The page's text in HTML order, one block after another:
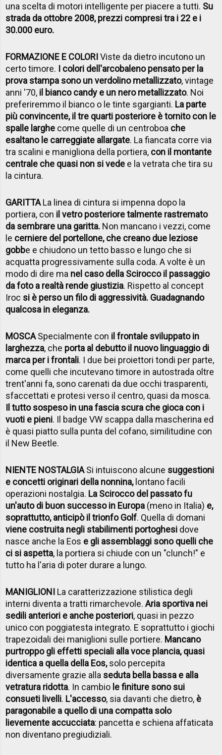
una scelta di motori intelligente per piacere a tutti. Su
strada da ottobre 2008, prezzi compresi tra i 22 e i
30.000 euro.
FORMAZIONE E COLORIViste da dietro incutono un
certo timore. I colori dell'arcobaleno pensato per la
prova stampa sono un verdolino metallizzato, vintage
anni '70, il bianco candy e un nero metallizzato. Noi
preferiremmo il bianco o le tinte sgargianti. La parte
più convincente, il tre quarti posteriore è tornito con le
spalle larghe come quelle di un centroboa che
esaltano le carreggiate allargate. La fiancata corre via
tra scalini e manigliona della portiera, con il montante
centrale che quasi non si vede e la vetrata che tira su
la cintura.
GARITTALa linea di cintura si impenna dopo la
portiera, con il vetro posteriore talmente rastremato
da sembrare una garitta. Non mancano i vezzi, come
le cerniere del portellone, che creano due leziose
gobbe e chiudono un tetto basso e lungo che si
acquatta progressivamente sulla coda. A volte è un
modo di dire ma nel caso della Scirocco il passaggio
da foto a realtà rende giustizia. Rispetto al concept
Iroc si è perso un filo di aggressività. Guadagnando
qualcosa in eleganza.
MOSCASpecialmente con il frontale sviluppato in
larghezza, che porta al debutto il nuovo linguaggio di
marca per i frontali. I due bei proiettori tondi per parte,
come quelli che incutevano timore in autostrada oltre
trent'anni fa, sono carenati da due occhi trasparenti,
sfaccettati e protesi verso il centro, quasi da mosca.
Il tutto sospeso in una fascia scura che gioca con i
vuoti e pieni. Il badge VW scappa dalla mascherina ed
è quasi piatto sulla punta del cofano, similitudine con
il New Beetle.
NIENTE NOSTALGIASi intuiscono alcune suggestioni
e concetti originari della nonnina,lontano facili
operazioni nostalgia. La Scirocco del passato fu
un'auto di buon successo in Europa (meno in Italia) e,
soprattutto, anticipò il trionfo Golf. Quella di domani
viene costruita negli stabilimenti portoghesi dove
nasce anche la Eos e gli assemblaggi sono quelli che
ci si aspetta, la portiera si chiude con un "clunch!" e
tutto ha l'aria di poter durare a lungo.
MANIGLIONI La caratterizzazione stilistica degli
interni diventa a tratti rimarchevole.Aria sportiva nei
sedili anteriori e anche posteriori, quasi in pezzo
unico con poggiatesta integrato. E soprattutto i giochi
trapezoidali dei maniglioni sulle portiere. Mancano
purtroppo gli effetti speciali alla voce plancia, quasi
identica a quella della Eos,solo percepita
diversamente grazie alla seduta bella bassa e alla
vetratura ridotta. In cambio le finiture sono sui
consueti livelli. L'accesso, sia davanti che dietro, è
paragonabile a quello di una compatta solo
lievemente accucciata: pancetta e schiena affaticata
non diventano pregiudiziali.